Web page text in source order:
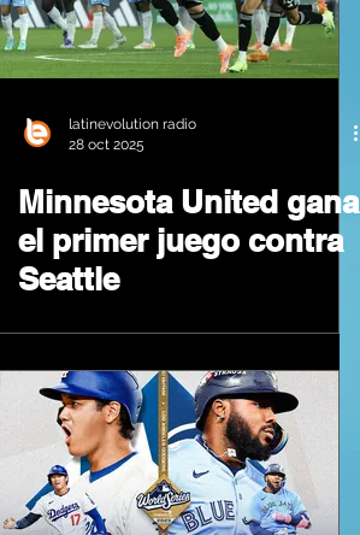
latinevolution radio
28 oct 2025
Minnesota United gana
el primer juego contra
Seattle